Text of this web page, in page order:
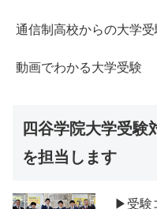
通信制高校からの大学受
動画でわかる大学受験
四谷学院大学受験
を担当します
▶受験